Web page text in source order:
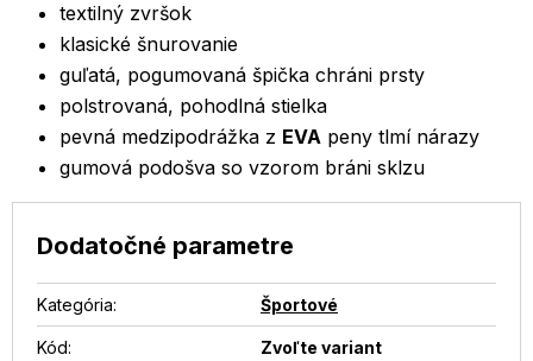
textilný zvršok
klasické šnurovanie
guľatá, pogumovaná špička chráni prsty
polstrovaná, pohodlná stielka
pevná medzipodrážka z EVA peny tlmí nárazy
gumová podošva so vzorom bráni sklzu
Dodatočné parametre
Kategória: Športové
Kód: Zvoľte variant